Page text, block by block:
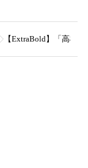
【ExtraBold】「高機